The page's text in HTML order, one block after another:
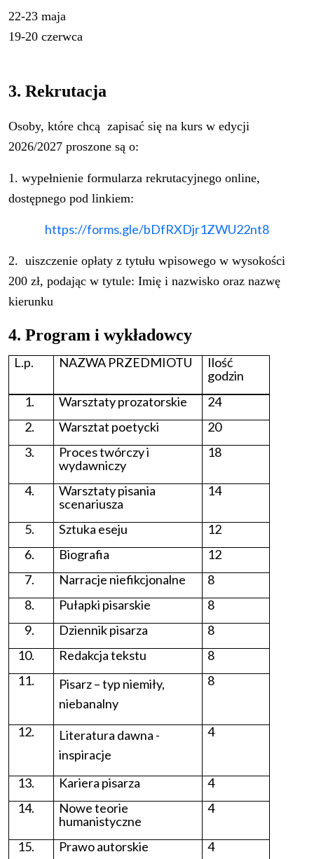
22-23 maja
19-20 czerwca
3. Rekrutacja
Osoby, które chcą zapisać się na kurs w edycji
2026/2027 proszone są o:
1. wypełnienie formularza rekrutacyjnego online,
dostępnego pod linkiem:
https://forms.gle/bDfRXDjr1ZWU22nt8
2. uiszczenie opłaty z tytułu wpisowego w wysokości
200 zł, podając w tytule: Imię i nazwisko oraz nazwę
kierunku
4. Program i wykładowcy
L.p. NAZWA PRZEDMIOTU
Ilość
godzin
Warsztaty prozatorskie
24
Warsztat poetycki
20
Proces twórczy i
wydawniczy
18
Warsztaty pisania
scenariusza
14
Sztuka eseju
12
Biografia
12
Narracje niefikcjonalne
8
Pułapki pisarskie
8
Dziennik pisarza
8
Redakcja tekstu
8
Pisarz – typ niemiły,
niebanalny
8
Literatura dawna -
inspiracje
4
Kariera pisarza
4
Nowe teorie
humanistyczne
4
Prawo autorskie
4